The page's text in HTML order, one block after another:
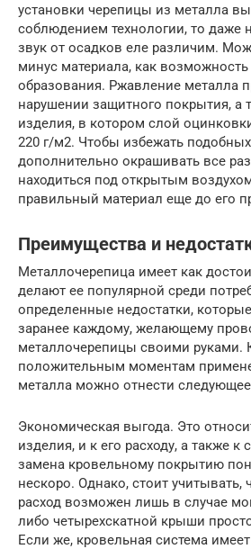
установки черепицы из металла
соблюдением технологии, то даже
звук от осадков еле различим.
минус материала, как
образования. Ржавление металла
нарушении защитного покрытия, а
изделия, в котором слой
220 г/м2. Чтобы избежать
дополнительно окрашивать все
находиться под открытым
правильный материал еще до его
Преимущества и
Металлочерепица имеет как
делают ее популярной среди
определенные недостатки,
заранее каждому, желающему
металлочерепицы своими руками.
положительным моментам
металла можно отнести
Экономическая выгода. Это
изделия, и к его расходу, а также к
замена кровельному покрытию
нескоро. Однако, стоит
расход возможен лишь в случае
либо четырехскатной крыши
Если же, кровельная система